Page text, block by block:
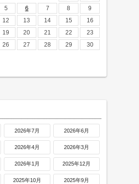
5 6 7 8
9
12 13 14 15
16
19 20 21 22
23
26 27 28 29
30
2026年7月 2026年6月
2026年4月 2026年3月
2026年1月 2025年12月
2025年10月 2025年9月